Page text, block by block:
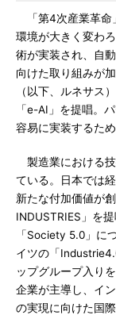
「第4次産業革命
環境が大きく変わ
術が実装され、自
向けた取り組みが
（以下、ルネサス
「e-AI」を提唱。
容易に実装するた
製造業における
ている。日本では
新たな付加価値が
INDUSTRIES」を
「Society 5.0」に
イツの「
ップグループ入り
企業が主導し、イ
の実現に向けた国